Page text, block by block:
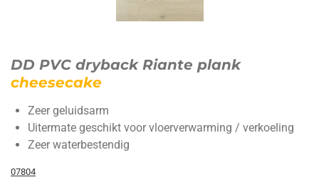
DD PVC dryback Riante plank
cheesecake
Zeer geluidsarm
Uitermate geschikt voor vloerverwarming / verkoeling
Zeer waterbestendig
07804